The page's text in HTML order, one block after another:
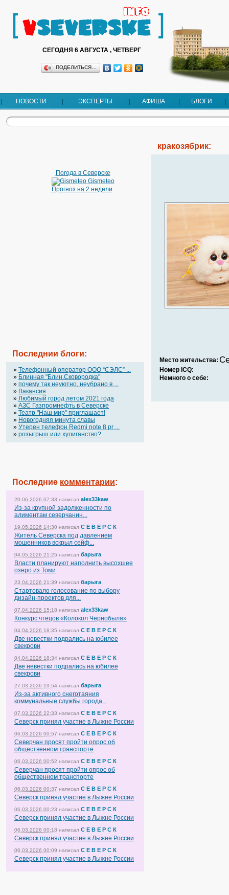
СЕГОДНЯ 6 АВГУСТА , ЧЕТВЕРГ
ПОДЕЛИТЬСЯ…
НОВОСТИ ЭКСПЕРТЫ АФИША БЛОГИ
Погода в Северске
Gismeteo
Прогноз на 2 недели
Последнии блоги:
» Телефонный оператор OOO “СЭЛС” ...
» Блинная "Блин.Сковородка"
» почему так неуютно, неубрано в ...
» Вакансия
» Любимый город летом 2021 года
» АЗС Газпромнефть в Северске
» Театр "Наш мир" приглашает!
» Новогодняя минута славы
» Утерен телефон Redmi note 8 pr ...
» розыгрыш или хулиганство?
Последние комментарии:
20.06.2026 07:33 написал alex33kaw
Из-за крупной задолженности по
алиментам северчанин...
19.05.2026 14:30 написал С Е В Е Р С К
Житель Северска под давлением
мошенников вскрыл сейф...
04.05.2026 21:25 написал барыга
Власти планируют наполнить высохшее
озеро из Томи
23.04.2026 21:39 написал барыга
Стартовало голосование по выбору
дизайн-проектов для...
07.04.2026 15:18 написал alex33kaw
Конкурс чтецов «Колокол Чернобыля»
04.04.2026 18:35 написал С Е В Е Р С К
Две невестки подрались на юбилее
свекрови
04.04.2026 18:34 написал С Е В Е Р С К
Две невестки подрались на юбилее
свекрови
27.03.2026 19:54 написал барыга
Из-за активного снеготаяния
коммунальные службы города...
07.03.2026 22:33 написал С Е В Е Р С К
Северск принял участие в Лыжне России
06.03.2026 00:57 написал С Е В Е Р С К
Северчан просят пройти опрос об
общественном транспорте
06.03.2026 00:52 написал С Е В Е Р С К
Северчан просят пройти опрос об
общественном транспорте
06.03.2026 00:37 написал С Е В Е Р С К
Северск принял участие в Лыжне России
06.03.2026 00:23 написал С Е В Е Р С К
Северск принял участие в Лыжне России
06.03.2026 00:18 написал С Е В Е Р С К
Северск принял участие в Лыжне России
06.03.2026 00:09 написал С Е В Е Р С К
Северск принял участие в Лыжне России
кракозябрик:
Место жительства:
Номер ICQ:
Немного о себе: